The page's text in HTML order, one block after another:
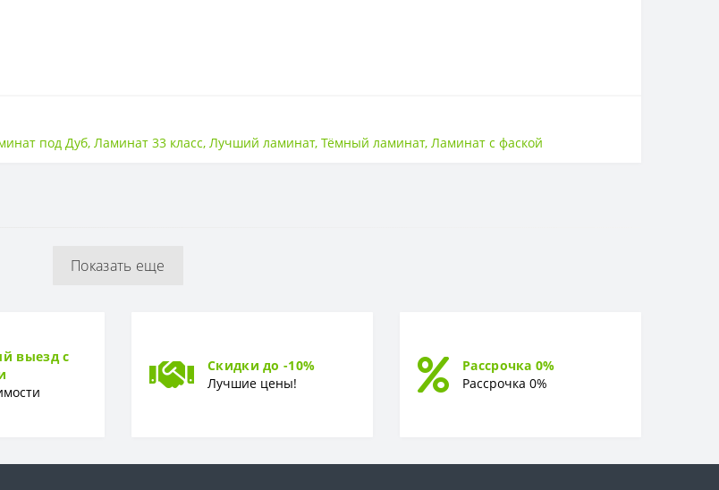
Доска
под Дуб,Ламинат 33 класс,Лучший ламинат,Тёмный ламинат,Ламинат с фаской
Показать еще
выезд с
Скидки до -10%
Лучшие цены!
Рассрочка 0%
Рассрочка 0%